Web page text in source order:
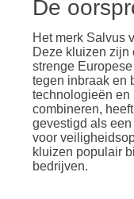
De
Het merk Salvus
Deze kluizen zijn
strenge
tegen inbraak en
technologieën en
combineren,
gevestigd als
voor
kluizen populair
bedrijven.